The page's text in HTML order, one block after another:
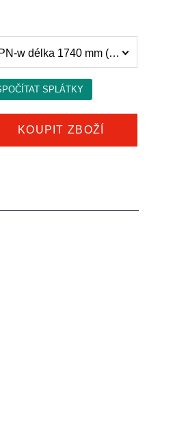
Cukrárenská chladicí vitrína COLD MALAGA , C-17PN-w délka 1740 mm (101 513 Kč)
KOUPIT ZBOŽÍ